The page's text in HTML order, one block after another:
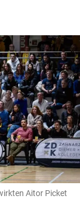
Aitor Picket